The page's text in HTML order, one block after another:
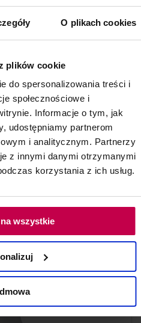
O plikach cookies
plików cookie
do spersonalizowania treści i
społecznościowe i
Informacje o tym, jak
udostępniamy partnerom
i analitycznym. Partnerzy
z innymi danymi otrzymanymi
korzystania z ich usług.
wszystkie
PRO Nude 02
ciepła baza do
nude)
kolorów nude)